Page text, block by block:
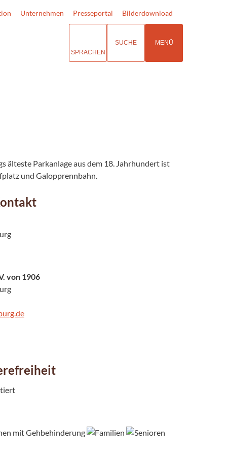
Unternehmen Presseportal Bilderdownload
SPRACHEN
SUCHE MENÜ
älteste Parkanlage aus dem 18. Jahrhundert ist
und Galopprennbahn.
von 1906